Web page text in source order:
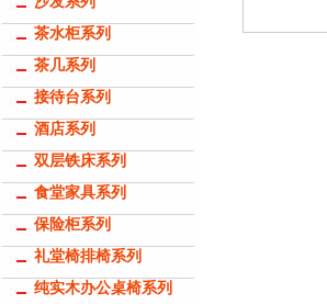
茶水柜系列
茶几系列
接待台系列
酒店系列
双层铁床系列
食堂家具系列
保险柜系列
礼堂椅排椅系列
纯实木办公桌椅系列